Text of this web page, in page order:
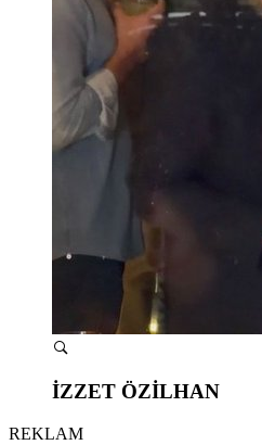
İZZET ÖZİLHAN
REKLAM